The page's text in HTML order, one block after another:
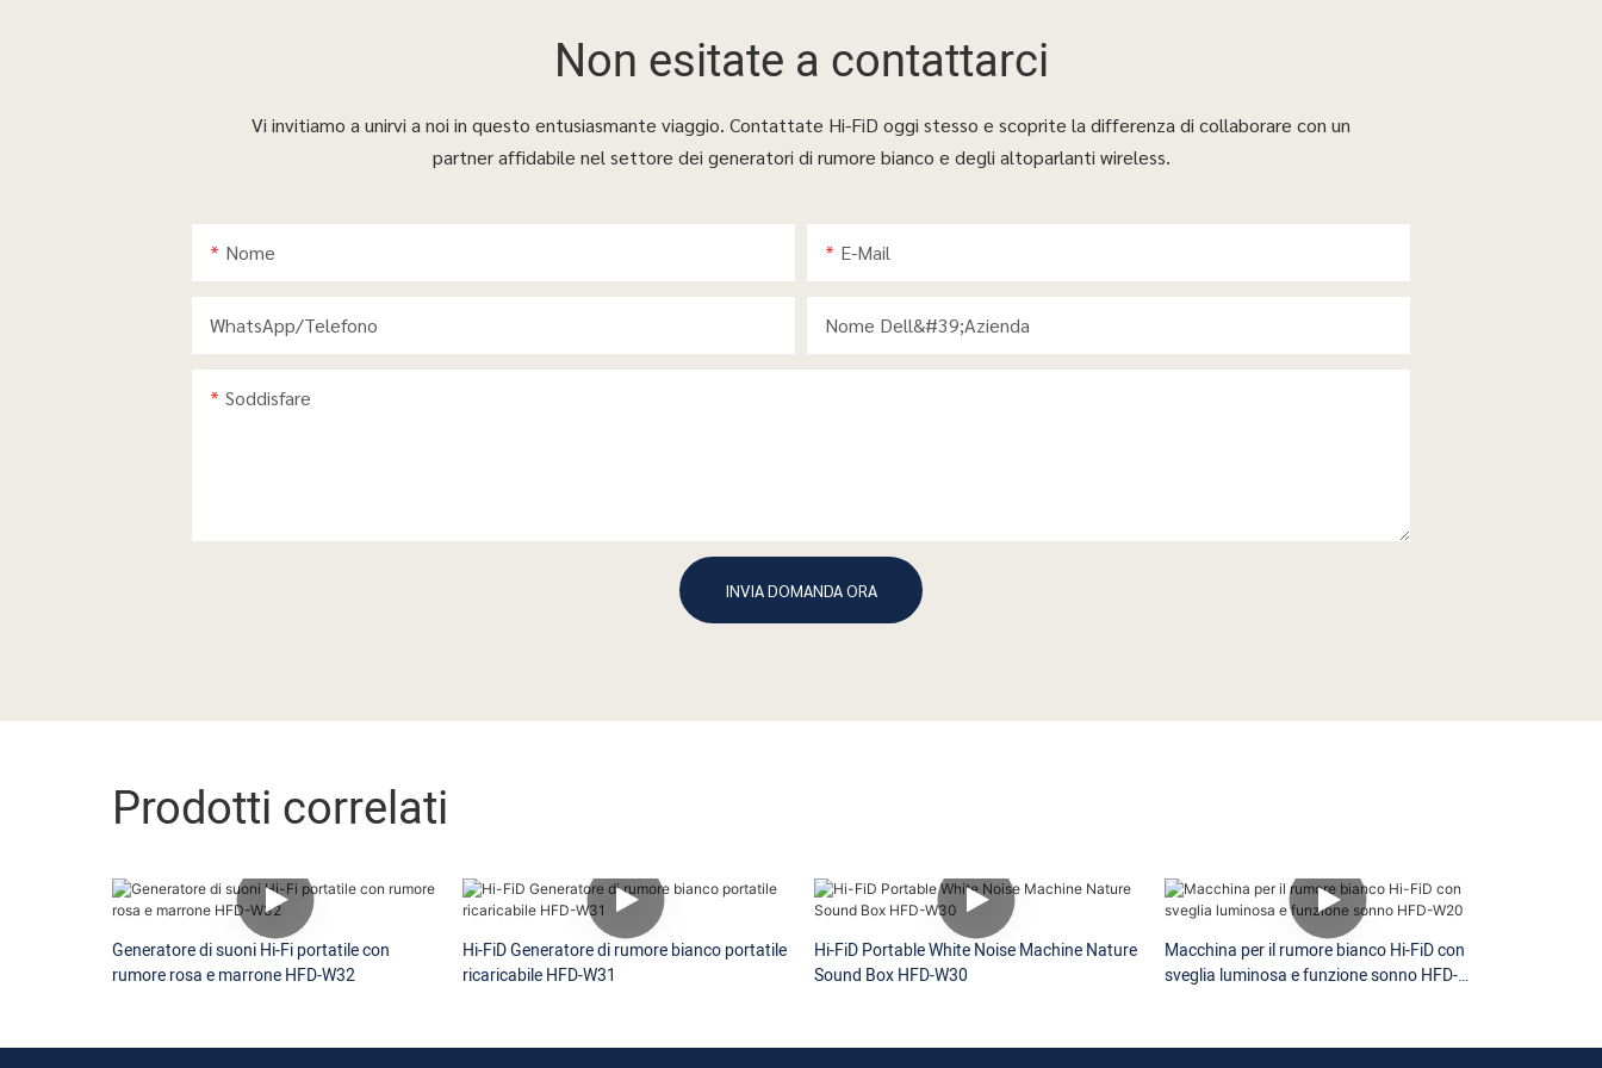
Non esitate a contattarci
Vi invitiamo a unirvi a noi in questo entusiasmante viaggio. Contattate Hi-FiD oggi stesso e scoprite la differenza di collaborare con un
partner affidabile nel settore dei generatori di rumore bianco e degli altoparlanti wireless.
Nome E-Mail
WhatsApp/telefono Nome Dell&#39;azienda
Soddisfare
INVIA DOMANDA ORA
Prodotti correlati
Generatore di suoni Hi-Fi portatile con
rumore rosa e marrone HFD-W32
Hi-FiD Generatore di rumore bianco portatile
ricaricabile HFD-W31
Hi-FiD Portable White Noise Machine Nature
Sound Box HFD-W30
Macchina per il rumore bianco Hi-FiD con
sveglia luminosa e funzione sonno HFD-